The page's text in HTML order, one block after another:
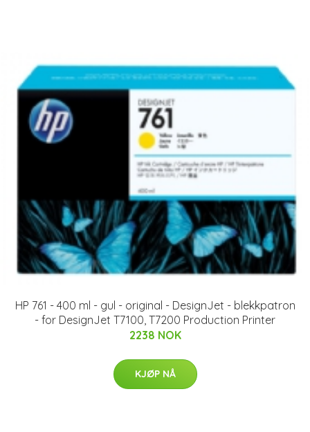
HP 761 - 400 ml - gul - original - DesignJet - blekkpatron
- for DesignJet T7100, T7200 Production Printer
2238 NOK
KJØP NÅ